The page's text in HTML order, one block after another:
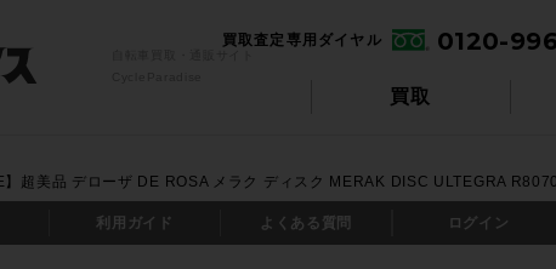
買取
買取査定専用ダイヤル 0120-
】超美品 デローザ DE ROSA メラク ディスク MERAK DISC ULTEGRA
利用ガイド よくある質問 ログイン